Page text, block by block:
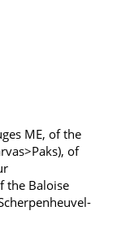
ME, of the
of
the Baloise